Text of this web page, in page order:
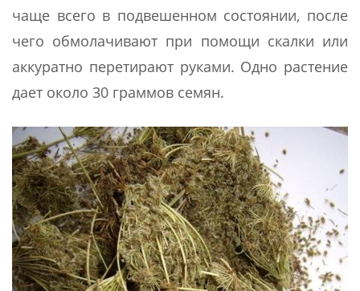
чаще всего в подвешенном состоянии, после
чего обмолачивают при помощи скалки или
аккуратно перетирают руками. Одно растение
дает около 30 граммов семян.